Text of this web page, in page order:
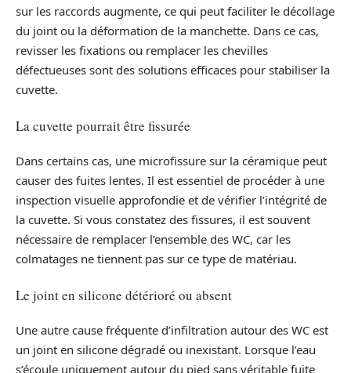
sur les raccords augmente, ce qui peut faciliter le décollage
du joint ou la déformation de la manchette. Dans ce cas,
revisser les fixations ou remplacer les chevilles
défectueuses sont des solutions efficaces pour stabiliser la
cuvette.
La cuvette pourrait être fissurée
Dans certains cas, une microfissure sur la céramique peut
causer des fuites lentes. Il est essentiel de procéder à une
inspection visuelle approfondie et de vérifier l’intégrité de
la cuvette. Si vous constatez des fissures, il est souvent
nécessaire de remplacer l’ensemble des WC, car les
colmatages ne tiennent pas sur ce type de matériau.
Le joint en silicone détérioré ou absent
Une autre cause fréquente d’infiltration autour des WC est
un joint en silicone dégradé ou inexistant. Lorsque l’eau
s’écoule uniquement autour du pied sans véritable fuite